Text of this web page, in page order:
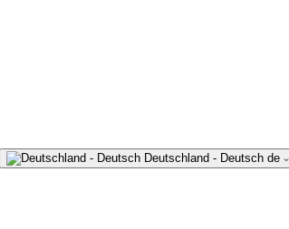
Deutschland - Deutsch de